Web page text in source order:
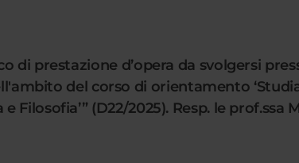
di prestazione d’opera da svolgersi
del corso di orientamento
(D22/2025). Resp. le prof.ssa